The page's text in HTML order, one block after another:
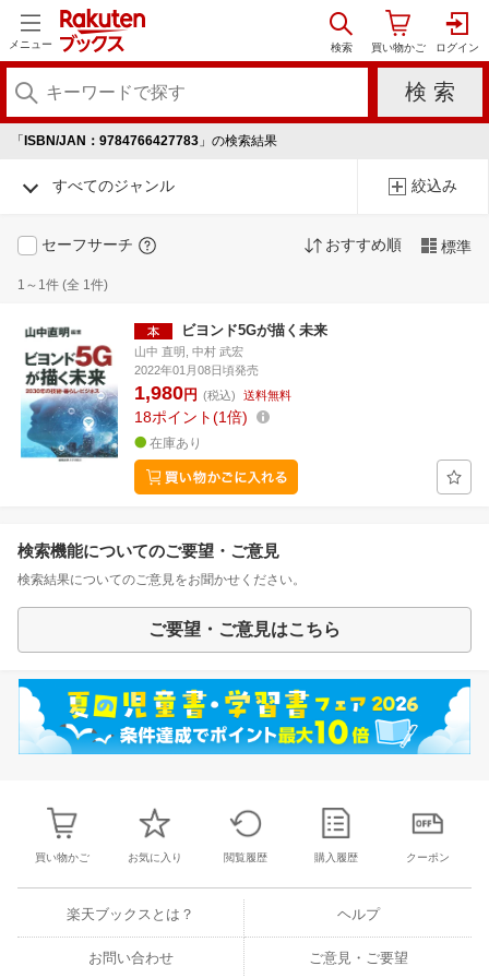
メニュー
「 ISBN/JAN：9784766427783 」の検索結果
すべてのジャンル 絞込み
セーフサーチ おすすめ順 標準
1～1件 (全 1件)
ビヨンド5Gが描く未来
山中 直明, 中村 武宏
2022年01月08日頃発売
1,980円 (税込) 送料無料
18ポイント 1倍
在庫あり
検索機能についてのご要望・ご意見
検索結果についてのご意見をお聞かせください。
ご要望・ご意見はこちら
買い物かご お気に入り 閲覧履歴 購入履歴 クーポン
楽天ブックスとは？ ヘルプ
お問い合わせ ご意見・ご要望